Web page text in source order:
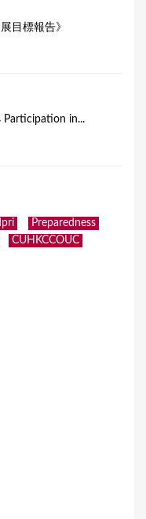
目標報告》
Participation in...
Preparedness
CUHKCCOUC